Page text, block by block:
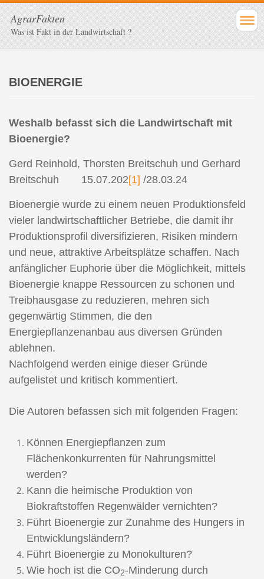
AgrarFakten
Was ist Fakt in der Landwirtschaft ?
BIOENERGIE
Weshalb befasst sich die Landwirtschaft mit
Bioenergie?
Gerd Reinhold, Thorsten Breitschuh und Gerhard
Breitschuh
15.07.202[1] /28.03.24
Bioenergie wurde zu einem neuen Produktionsfeld
vieler landwirtschaftlicher Betriebe, die damit ihr
Produktionsprofil diversifizieren, Risiken mindern
und neue, attraktive Arbeitsplätze schaffen. Nach
anfänglicher Euphorie über die Möglichkeit, mittels
Bioenergie knappe Ressourcen zu schonen und
Treibhausgase zu reduzieren, mehren sich
gegenwärtig Stimmen, die den
Energiepflanzenanbau aus diversen Gründen
ablehnen.
Nachfolgend werden einige dieser Gründe
aufgelistet und kritisch kommentiert.
Die Autoren befassen sich mit folgenden Fragen:
Können Energiepflanzen zum
Flächenkonkurrenten für Nahrungsmittel
werden?
Kann die heimische Produktion von
Biokraftstoffen Regenwälder vernichten?
Führt Bioenergie zur Zunahme des Hungers in
Entwicklungsländern?
Führt Bioenergie zu Monokulturen?
Wie hoch ist die CO2-Minderung durch